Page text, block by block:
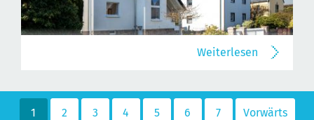
Weiterlesen
1 2 3 4 5 6 7 Vorwärts